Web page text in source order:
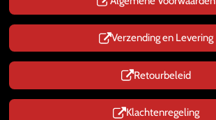
Verzending en Levering
Retourbeleid
Klachtenregeling